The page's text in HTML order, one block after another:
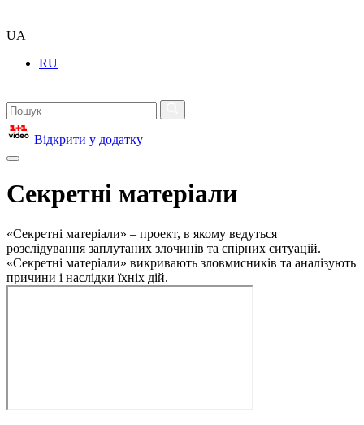
UA
RU
Відкрити у додатку
Секретні матеріали
«Секретні матеріали» – проект, в якому ведуться
розслідування заплутаних злочинів та спірних ситуацій.
«Секретні матеріали» викривають зловмисників та аналізують
причини і наслідки їхніх дій.